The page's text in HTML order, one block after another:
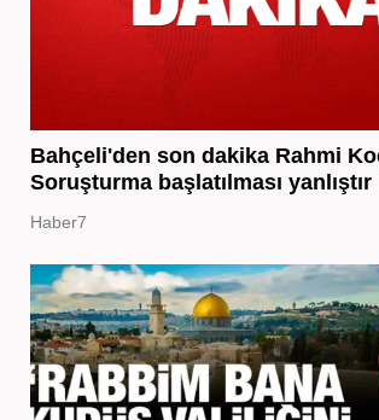
Bahçeli'den son dakika Rahmi
Soruşturma başlatılması yanlıştır
Haber7